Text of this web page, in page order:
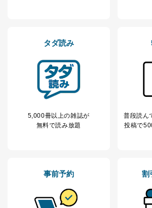
トに登録された方
処、オペレーター
ー等にて公表する
※上記の利用目的のうちNo.1～5につい
ータ（開示対象個人情報）の利用目的で
なお、6、7については、パートナー（
各SNS運営会社様にご請求いただきま
当社は、取得した個人情報を適切に管
ません。ただし、次の場合は除きます。
タダ読み
5,000冊以上の雑誌が
無料で読み放題
普段読ん
投稿で
事前予約 割